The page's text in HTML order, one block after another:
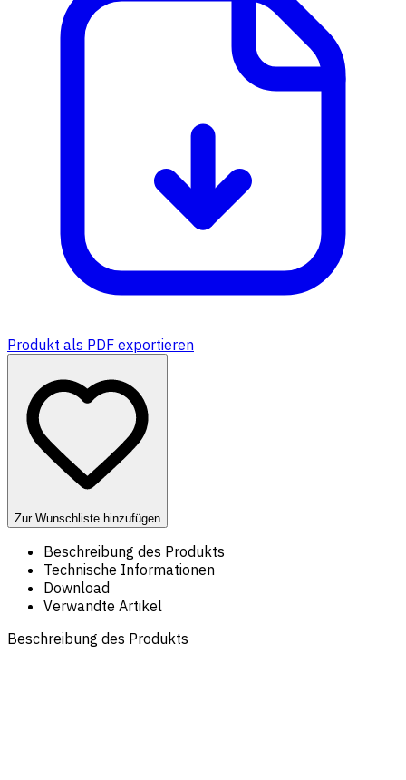
Produkt als PDF exportieren
Zur Wunschliste hinzufügen
Beschreibung des Produkts
Technische Informationen
Download
Verwandte Artikel
Beschreibung des Produkts